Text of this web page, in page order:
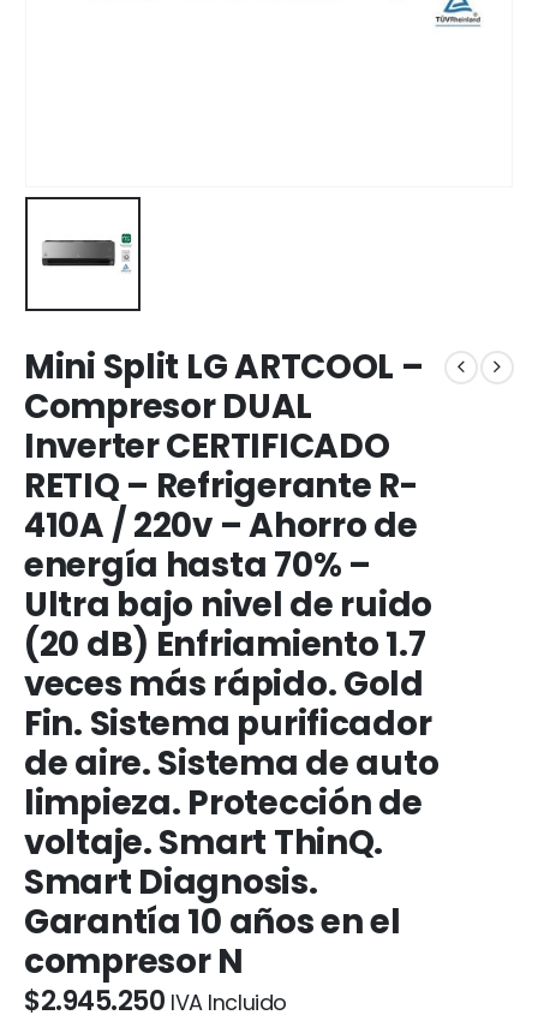
Mini Split LG ARTCOOL –
Compresor DUAL
Inverter CERTIFICADO
RETIQ – Refrigerante R-
410A / 220v – Ahorro de
energía hasta 70% –
Ultra bajo nivel de ruido
(20 dB) Enfriamiento 1.7
veces más rápido. Gold
Fin. Sistema purificador
de aire. Sistema de auto
limpieza. Protección de
voltaje. Smart ThinQ.
Smart Diagnosis.
Garantía 10 años en el
compresor N
$2.945.250 IVA Incluido